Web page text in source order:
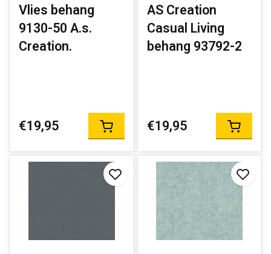
Vlies behang
9130-50 A.s.
Creation.
€19,95
AS Creation
Casual Living
behang 93792-2
€19,95